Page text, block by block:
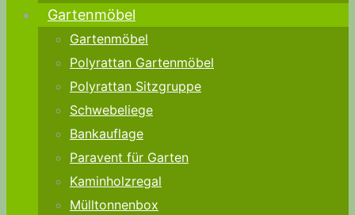
Gartenmöbel
Gartenmöbel
Polyrattan Gartenmöbel
Polyrattan Sitzgruppe
Schwebeliege
Bankauflage
Paravent für Garten
Kaminholzregal
Mülltonnenbox